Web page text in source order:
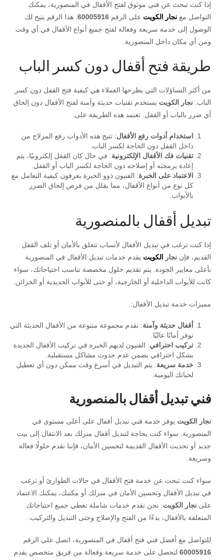
إذا كنت تبحث عن فني موثوق لفتح الأقفال في المنصورية، يمكنك
التواصل مع نجار الكويت على الرقم 60005916 . هذا الرقم يتيح لك
الوصول إلى خدمة سريعة وفعالة لفتح جميع أنواع الأقفال في أي وقت
ومن أي مكان داخل المنصورية.
طريقة فتح أقفال دون كسر الباب
من أكثر التساؤلات التي يطرحها العملاء هي كيفية فتح القفل دون كسر
الباب. نجار الكويت يستخدم تقنيات حديثة وآمنة لفتح الأقفال دون إلحاق
أي ضرر بالباب أو القفل. تعتمد هذه الطريقة على:
استخدام أدوات رفع الأقفال: تتيح هذه الأدوات رفع المزلاج من
داخل القفل دون الحاجة لكسر الباب.
تقنيات فك الأقفال الإلكترونية: في حال كان القفل إلكترونيًا، يتم
إعادة برمجته أو إصلاحه دون الحاجة لكسر الباب أو القفل.
الاعتماد على الخبرة: الفنيون ذوو الخبرة يعرفون كيفية التعامل مع
كل نوع من أنواع الأقفال، مما يقلل من فرص إلحاق الضرر
بالأبواب.
تبديل أقفال بالمنصورية
إذا كنت ترغب في تبديل الأقفال لأسباب تتعلق بالأمان أو تلف القفل
القديم، فإن نجار الكويت يقدم خدمات تبديل الأقفال في المنصورية
بأعلى معايير الجودة. يتم تقديم حلول مخصصة تناسب احتياجاتك، سواء
كانت للأبواب الداخلية أو الخارجية، أو حتى للأبواب الحديدية أو الخزائن.
مميزات خدمة تبديل الأقفال:
أقفال حديثة وآمنة: نقدم مجموعة متنوعة من الأقفال الحديثة التي
توفر أمانًا عاليًا.
تركيب احترافي: الفنيون لديهم الخبرة في تركيب الأقفال الجديدة
بشكل احترافي يضمن عدم حدوث مشاكل مستقبلية.
خدمة سريعة: يتم التبديل في أسرع وقت ممكن دون أي تعطيل
لحياتك اليومية.
فني تبديل أقفال بالمنصورية
نجار الكويت يوفر خدمة فني تبديل أقفال على أعلى مستوى في
المنصورية. سواء كنت بحاجة لتبديل أقفال منزلك بعد الانتقال إلى بيت
جديد أو تحديث الأقفال القديمة لتحسين الأمان، فإننا نقدم حلولًا فعالة
وسريعة.
سواء كنت تبحث عن خدمة فتح الأقفال في حالات الطوارئ أو ترغب
في تبديل الأقفال وتحسين الأمان في منزلك أو مكتبك، يمكنك الاعتماد
على نجار الكويت . نحن نقدم خدمات شاملة تغطي جميع احتياجاتك
المتعلقة بالأقفال، بدءًا من الفتح والإصلاح وحتى التبديل والتركيب.
للتواصل مع أفضل فني فتح أقفال في المنصورية، اتصل على الرقم
60005916 لتحصل على خدمة سريعة وفعالة من فريق متخصص يقدم